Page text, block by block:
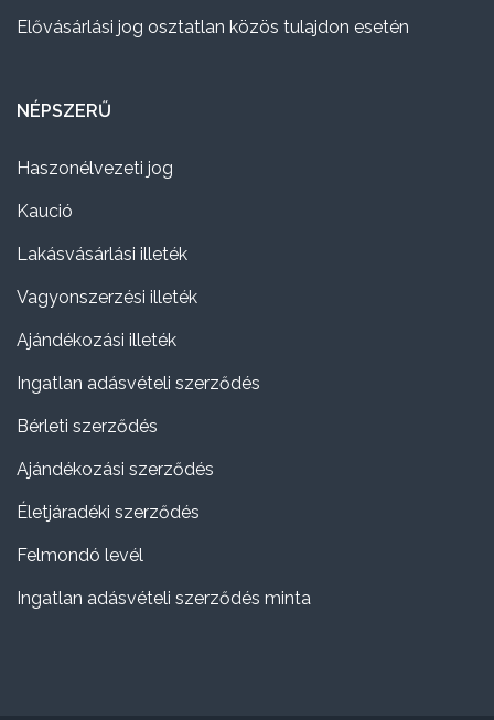
Elővásárlási jog osztatlan közös tulajdon esetén
NÉPSZERŰ
Haszonélvezeti jog
Kaució
Lakásvásárlási illeték
Vagyonszerzési illeték
Ajándékozási illeték
Ingatlan adásvételi szerződés
Bérleti szerződés
Ajándékozási szerződés
Életjáradéki szerződés
Felmondó levél
Ingatlan adásvételi szerződés minta